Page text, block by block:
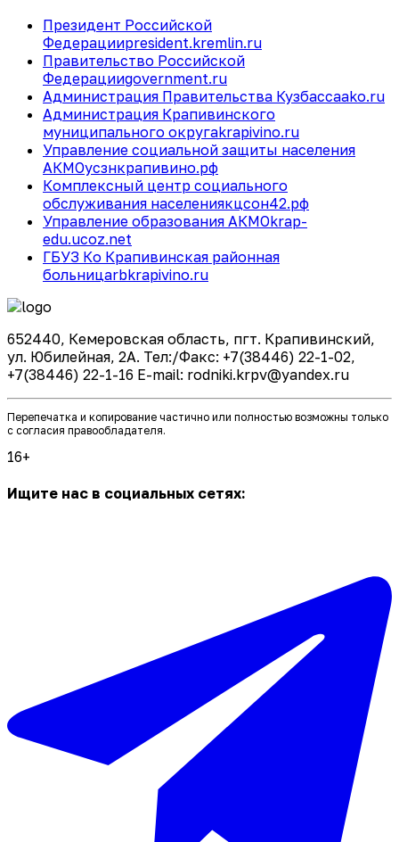
Президент Российской
Федерацииpresident.kremlin.ru
Правительство Российской
Федерацииgovernment.ru
Администрация Правительства Кузбассаako.ru
Администрация Крапивинского
муниципального округаkrapivino.ru
Управление социальной защиты населения
АКМОусзнкрапивино.рф
Комплексный центр социального
обслуживания населениякцсон42.рф
Управление образования АКМОkrap-
edu.ucoz.net
ГБУЗ Ко Крапивинская районная
больницаrbkrapivino.ru
652440, Кемеровская область, пгт. Крапивинский,
ул. Юбилейная, 2А. Тел:/Факс: +7(38446) 22-1-02,
+7(38446) 22-1-16 E-mail: rodniki.krpv@yandex.ru
Перепечатка и копирование частично или полностью возможны только
с согласия правообладателя.
16+
Ищите нас в социальных сетях: